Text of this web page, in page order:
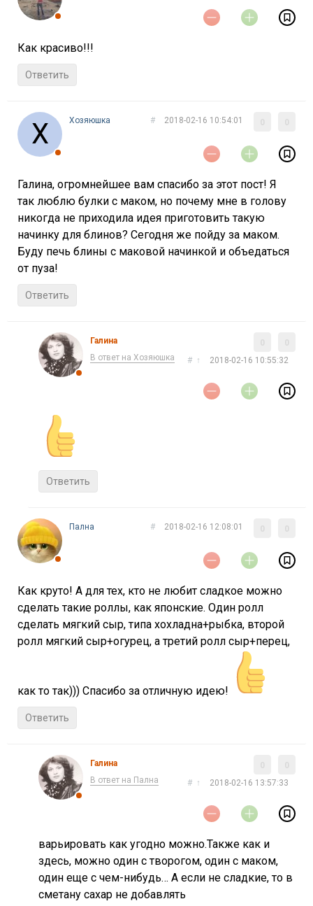
Как красиво!!!
Ответить
Хозяюшка 2018-02-16 10:54:01
#
Галина, огромнейшее вам спасибо за этот пост! Я
так люблю булки с маком, но почему мне в голову
никогда не приходила идея приготовить такую
начинку для блинов? Сегодня же пойду за маком.
Буду печь блины с маковой начинкой и объедаться
от пуза!
Ответить
Галина
В ответ на Хозяюшка
2018-02-16 10:55:32
# ↑
Ответить
Пална 2018-02-16 12:08:01
#
Как круто! А для тех, кто не любит сладкое можно
сделать такие роллы, как японские. Один ролл
сделать мягкий сыр, типа хохладна+рыбка, второй
ролл мягкий сыр+огурец, а третий ролл сыр+перец,
как то так))) Спасибо за отличную идею!
Ответить
Галина
В ответ на Пална
2018-02-16 13:57:33
# ↑
варьировать как угодно можно.Также как и
здесь, можно один с творогом, один с маком,
один еще с чем-нибудь… А если не сладкие, то в
сметану сахар не добавлять